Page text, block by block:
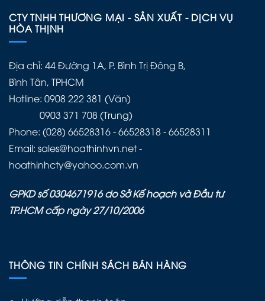
CTY TNHH THƯƠNG MẠI - SẢN XUẤT - DỊCH VỤ
HÒA THỊNH
Địa chỉ: 44 Đường 1A, P. Bình Trị Đông B,
Bình Tân, TPHCM
Hotline: 0908 222 381 (Văn)
0903 371 708 (Trung)
Phone: (028) 66528316 - 66528318 - 66528311
Email: sales@hoathinhvn.net -
hoathinhcty@yahoo.com.vn
GPKD số 0304671916 do Sở Kế hoạch và Đầu tư
TP.HCM cấp ngày 27/10/2006
THÔNG TIN CHÍNH SÁCH BÁN HÀNG